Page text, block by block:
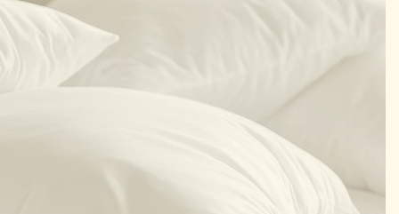
KONFIGURATOR
DAUNENDECKEN